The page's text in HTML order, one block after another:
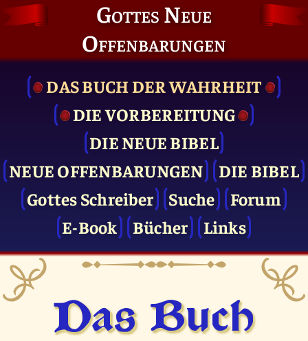
Gottes Neue
Offenbarungen
DAS BUCH DER WAHRHEIT
DIE VOR­BEREITUNG
DIE NEUE BIBEL
NEUE OFFENBARUNGEN
DIE BIBEL
Gottes Schreiber
Suche
Forum
E-Book
Bücher Links
Das Buch